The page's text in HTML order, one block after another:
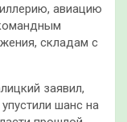
авиацию
складам с
заявил,
шанс на